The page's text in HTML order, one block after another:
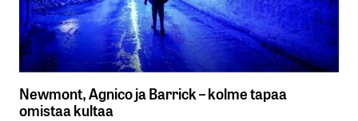
Newmont, Agnico ja Barrick – kolme tapaa
omistaa kultaa